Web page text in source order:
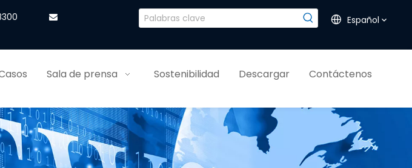
 Español
Sala de prensa Sostenibilidad Descargar Contáctenos